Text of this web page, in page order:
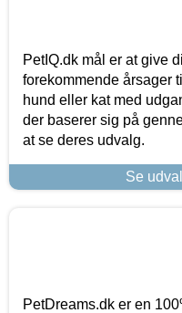
PetIQ.dk mål er at give
forekommende årsager
hund eller kat med
der baserer sig på
at se deres udvalg.
Se
PetDreams.dk er en